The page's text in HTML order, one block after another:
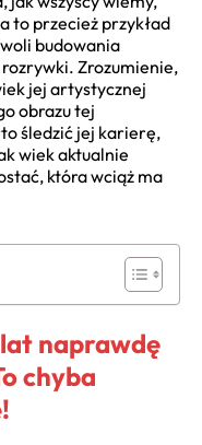
to przecież przykład
budowania
Zrozumienie,
jej artystycznej
obrazu tej
śledzić jej karierę,
wiek aktualnie
która wciąż ma
naprawdę
chyba